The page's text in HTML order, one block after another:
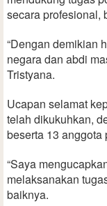
secara profesional,
“Dengan demikian
negara dan abdi
Tristyana.
Ucapan selamat
telah dikukuhkan,
beserta 13 anggota
“Saya
melaksanakan
baiknya.